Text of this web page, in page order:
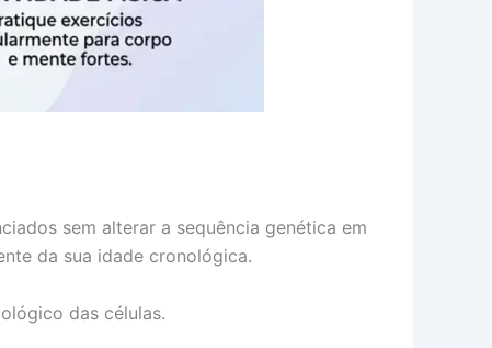
sem alterar a sequência genética em
da sua idade cronológica.
das células.